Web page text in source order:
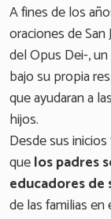
A fines de los
oraciones de
del Opus Dei-,
bajo su propia
que ayudaran a
hijos.
Desde sus
quelos padres
educadores de
de las familias en